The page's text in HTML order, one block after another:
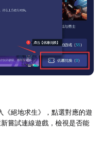
《絕地求生》，點選對應的遊
嘗試連線遊戲，檢視是否能